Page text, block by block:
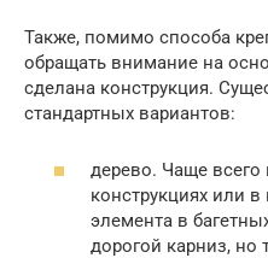
Также, помимо способа
обращать внимание на
сделана конструкция.
стандартных вариантов:
дерево. Чаще всего
конструкциях или в
элемента в
дорогой карниз, но